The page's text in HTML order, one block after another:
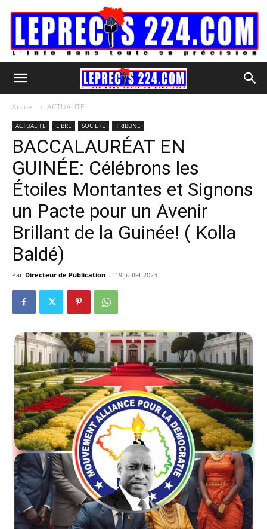
Accueil ACTUALITE
ACTUALITE LIBRE SOCIÉTÉ TRIBUNE
BACCALAURÉAT EN
GUINÉE: Célébrons les
Étoiles Montantes et Signons
un Pacte pour un Avenir
Brillant de la Guinée! ( Kolla
Baldé)
Par Directeur de Publication - 19 juillet 2023